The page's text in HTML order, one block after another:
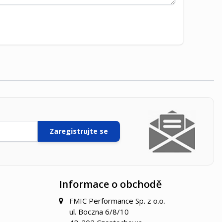
Zaregistrujte se
Informace o obchodě
FMIC Performance Sp. z o.o.
ul. Boczna 6/8/10